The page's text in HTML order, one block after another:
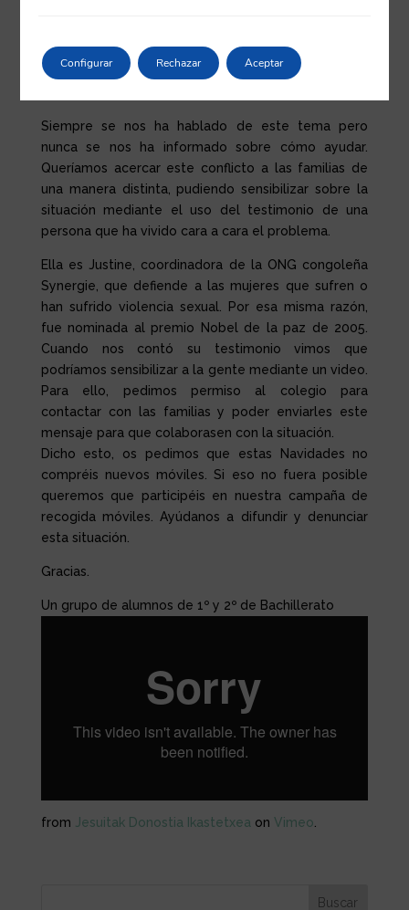
solidarizara con la situación que ocurre allí, que es
bastante violenta y que está vinculada de una
Siempre se nos ha hablado de este tema pero
nunca se nos ha informado sobre cómo ayudar.
Queríamos acercar este conflicto a las familias de
una manera distinta, pudiendo sensibilizar sobre la
situación mediante el uso del testimonio de una
persona que ha vivido cara a cara el problema.
Ella es Justine, coordinadora de la ONG congoleña
Synergie, que defiende a las mujeres que sufren o
han sufrido violencia sexual. Por esa misma razón,
fue nominada al premio Nobel de la paz de 2005.
Cuando nos contó su testimonio vimos que
podríamos sensibilizar a la gente mediante un video.
Para ello, pedimos permiso al colegio para
contactar con las familias y poder enviarles este
mensaje para que colaborasen con la situación.
Dicho esto, os pedimos que estas Navidades no
compréis nuevos móviles. Si eso no fuera posible
queremos que participéis en nuestra campaña de
recogida móviles. Ayúdanos a difundir y denunciar
esta situación.
Gracias.
Un grupo de alumnos de 1º y 2º de Bachillerato
from Jesuitak Donostia Ikastetxeaon Vimeo.
Buscar
Aceptar
Rechazar
Configurar